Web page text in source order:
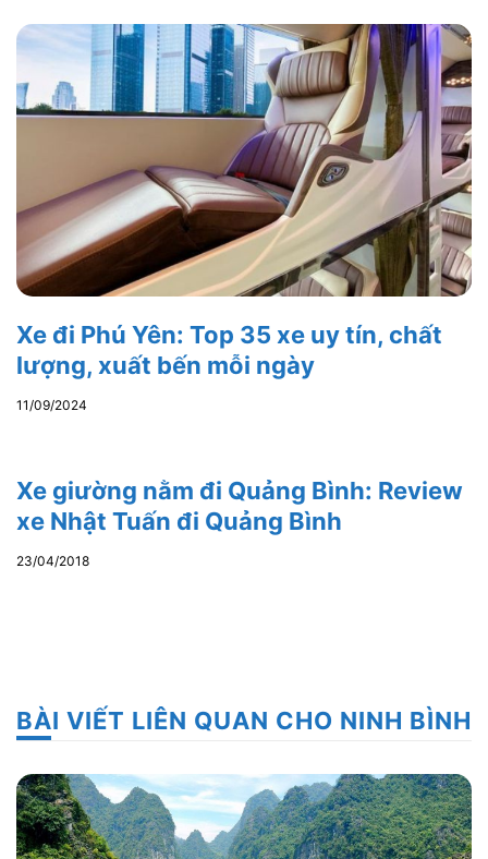
Xe đi Phú Yên: Top 35 xe uy tín, chất
lượng, xuất bến mỗi ngày
11/09/2024
Xe giường nằm đi Quảng Bình: Review
xe Nhật Tuấn đi Quảng Bình
23/04/2018
BÀI VIẾT LIÊN QUAN CHO NINH BÌNH